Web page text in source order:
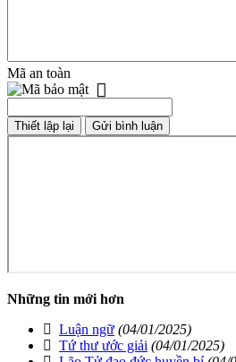
Mã an toàn
Những tin mới hơn
Luận ngữ (04/01/2025)
Tứ thư ước giải (04/01/2025)